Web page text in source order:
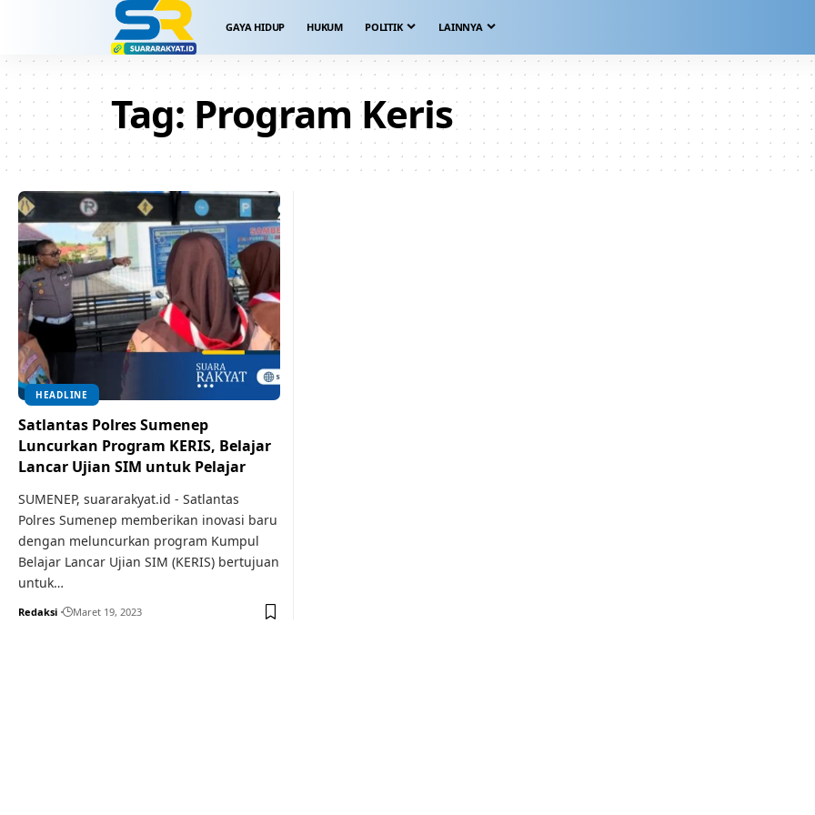
GAYA HIDUP HUKUM POLITIK LAINNYA
Tag: Program Keris
HEADLINE
Satlantas Polres Sumenep
Luncurkan Program KERIS, Belajar
Lancar Ujian SIM untuk Pelajar
SUMENEP, suararakyat.id - Satlantas
Polres Sumenep memberikan inovasi baru
dengan meluncurkan program Kumpul
Belajar Lancar Ujian SIM (KERIS) bertujuan
untuk…
Redaksi Maret 19, 2023